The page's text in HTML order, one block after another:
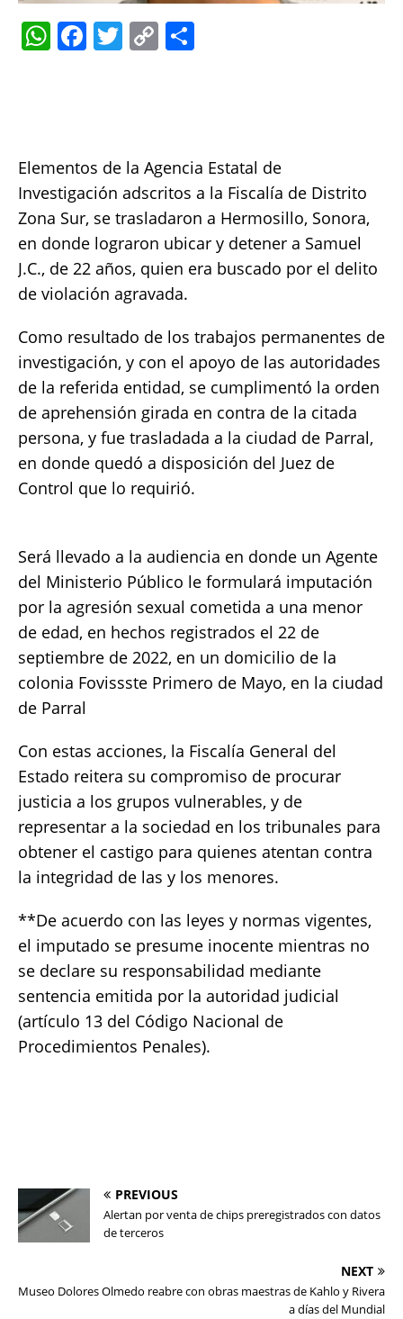
W
p
p
F
o
o
k
T
r
C
n
k
Elementos de la Agencia Estatal de
Investigación adscritos a la Fiscalía de Distrito
Zona Sur, se trasladaron a Hermosillo, Sonora,
en donde lograron ubicar y detener a Samuel
J.C., de 22 años, quien era buscado por el delito
de violación agravada.
Como resultado de los trabajos permanentes de
investigación, y con el apoyo de las autoridades
de la referida entidad, se cumplimentó la orden
de aprehensión girada en contra de la citada
persona, y fue trasladada a la ciudad de Parral,
en donde quedó a disposición del Juez de
Control que lo requirió.
Será llevado a la audiencia en donde un Agente
del Ministerio Público le formulará imputación
por la agresión sexual cometida a una menor
de edad, en hechos registrados el 22 de
septiembre de 2022, en un domicilio de la
colonia Fovissste Primero de Mayo, en la ciudad
de Parral
Con estas acciones, la Fiscalía General del
Estado reitera su compromiso de procurar
justicia a los grupos vulnerables, y de
representar a la sociedad en los tribunales para
obtener el castigo para quienes atentan contra
la integridad de las y los menores.
**De acuerdo con las leyes y normas vigentes,
el imputado se presume inocente mientras no
se declare su responsabilidad mediante
sentencia emitida por la autoridad judicial
(artículo 13 del Código Nacional de
Procedimientos Penales).
PREVIOUS
Alertan por venta de chips preregistrados con datos
de terceros
NEXT
Museo Dolores Olmedo reabre con obras maestras de Kahlo y Rivera
a días del Mundial